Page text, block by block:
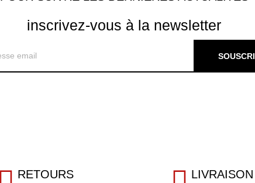
inscrivez-vous à la newsletter
RETOURS
LIVRAISON